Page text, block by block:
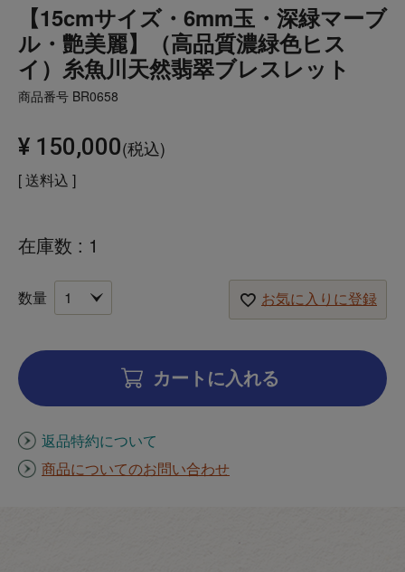
【15cmサイズ・6mm玉・深緑マーブ
ル・艶美麗】（高品質濃緑色ヒス
イ）糸魚川天然翡翠ブレスレット
商品番号 BR0658
¥ 150,000 税込
送料込
在庫数 1
お気に入りに登録
カートに入れる
返品特約について
商品についてのお問い合わせ